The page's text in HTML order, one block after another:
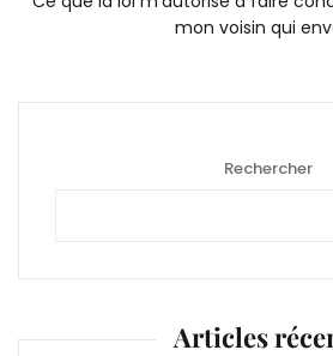
mon voisin qui
Rechercher
Articles